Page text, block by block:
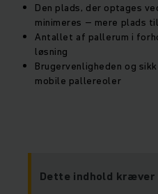
Den plads, der optages
minimeres – mere plads
Antallet af pallerum i
løsning
Brugervenligheden og
mobile pallereoler
Dette indhold